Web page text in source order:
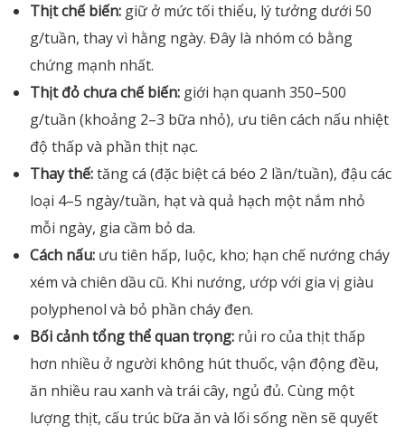
Thịt chế biến: giữ ở mức tối thiểu, lý tưởng dưới 50
g/tuần, thay vì hằng ngày. Đây là nhóm có bằng
chứng mạnh nhất.
Thịt đỏ chưa chế biến: giới hạn quanh 350–500
g/tuần (khoảng 2–3 bữa nhỏ), ưu tiên cách nấu nhiệt
độ thấp và phần thịt nạc.
Thay thế:tăng cá (đặc biệt cá béo 2 lần/tuần), đậu các
loại 4–5 ngày/tuần, hạt và quả hạch một nắm nhỏ
mỗi ngày, gia cầm bỏ da.
Cách nấu: ưu tiên hấp, luộc, kho; hạn chế nướng cháy
xém và chiên dầu cũ. Khi nướng, ướp với gia vị giàu
polyphenol và bỏ phần cháy đen.
Bối cảnh tổng thể quan trọng: rủi ro của thịt thấp
hơn nhiều ở người không hút thuốc, vận động đều,
ăn nhiều rau xanh và trái cây, ngủ đủ. Cùng một
lượng thịt, cấu trúc bữa ăn và lối sống nền sẽ quyết